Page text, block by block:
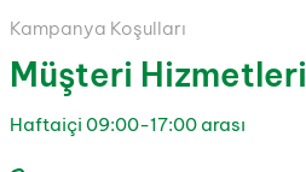
Kampanya Koşulları
Müşteri Hizmetleri
Haftaiçi 09:00-17:00 arası